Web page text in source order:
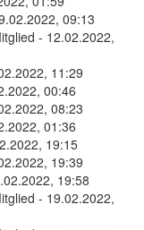
09:13
- 12.02.2022,
11:29
00:46
08:23
01:36
19:15
19:39
19:58
- 19.02.2022,